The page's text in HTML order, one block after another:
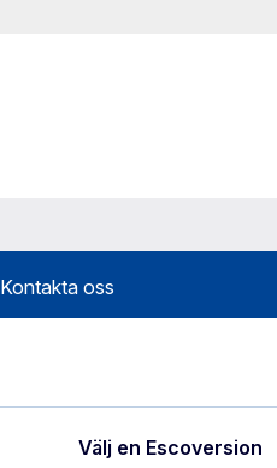
Kontakta oss
Välj en Escoversion